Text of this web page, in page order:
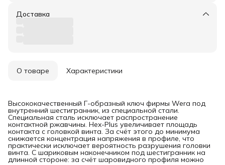
Доставка
О товаре Характеристики
Высококачественный Г-образный ключ фирмы Wera под
внутренний шестигранник, из специальной стали.
Специальная сталь исключает распространение
контактной ржавчины. Hex-Plus увеличивает площадь
контакта с головкой винта. За счёт этого до минимума
снижается концентрация напряжения в профиле, что
практически исключает вероятность разрушения головки
винта. С шариковым наконечником под шестигранник на
длинной стороне: за счёт шаровидного профиля можно